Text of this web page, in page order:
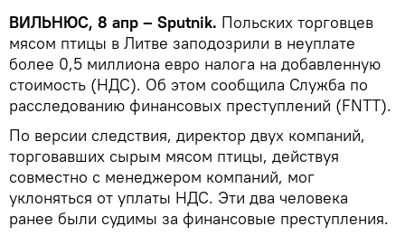
ВИЛЬНЮС, 8 апр – Sputnik. Польских торговцев
мясом птицы в Литве заподозрили в неуплате
более 0,5 миллиона евро налога на добавленную
стоимость (НДС). Об этом сообщила Служба по
расследованию финансовых преступлений (FNTT).
По версии следствия, директор двух компаний,
торговавших сырым мясом птицы, действуя
совместно с менеджером компаний, мог
уклоняться от уплаты НДС. Эти два человека
ранее были судимы за финансовые преступления.